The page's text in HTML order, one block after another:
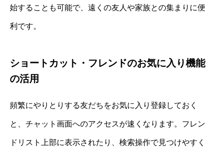
始することも可能で、遠くの友人や家族との集まりに便
利です。
ショートカット・フレンドのお気に入り機能
の活用
頻繁にやりとりする友だちをお気に入り登録しておく
と、チャット画面へのアクセスが速くなります。フレン
ドリスト上部に表示されたり、検索操作で見つけやすく